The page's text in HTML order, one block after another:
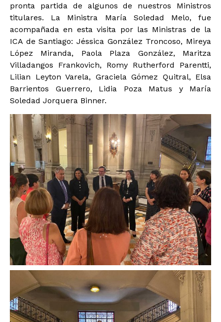
pronta partida de algunos de nuestros Ministros
titulares. La Ministra María Soledad Melo, fue
acompañada en esta visita por las Ministras de la
ICA de Santiago: Jéssica González Troncoso, Mireya
López Miranda, Paola Plaza González, Maritza
Villadangos Frankovich, Romy Rutherford Parentti,
Lilian Leyton Varela, Graciela Gómez Quitral, Elsa
Barrientos Guerrero, Lidia Poza Matus y María
Soledad Jorquera Binner.